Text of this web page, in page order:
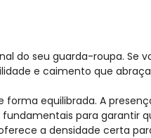
do seu guarda-roupa.
e caimento que
equilibrada. A
para
a densidade certa